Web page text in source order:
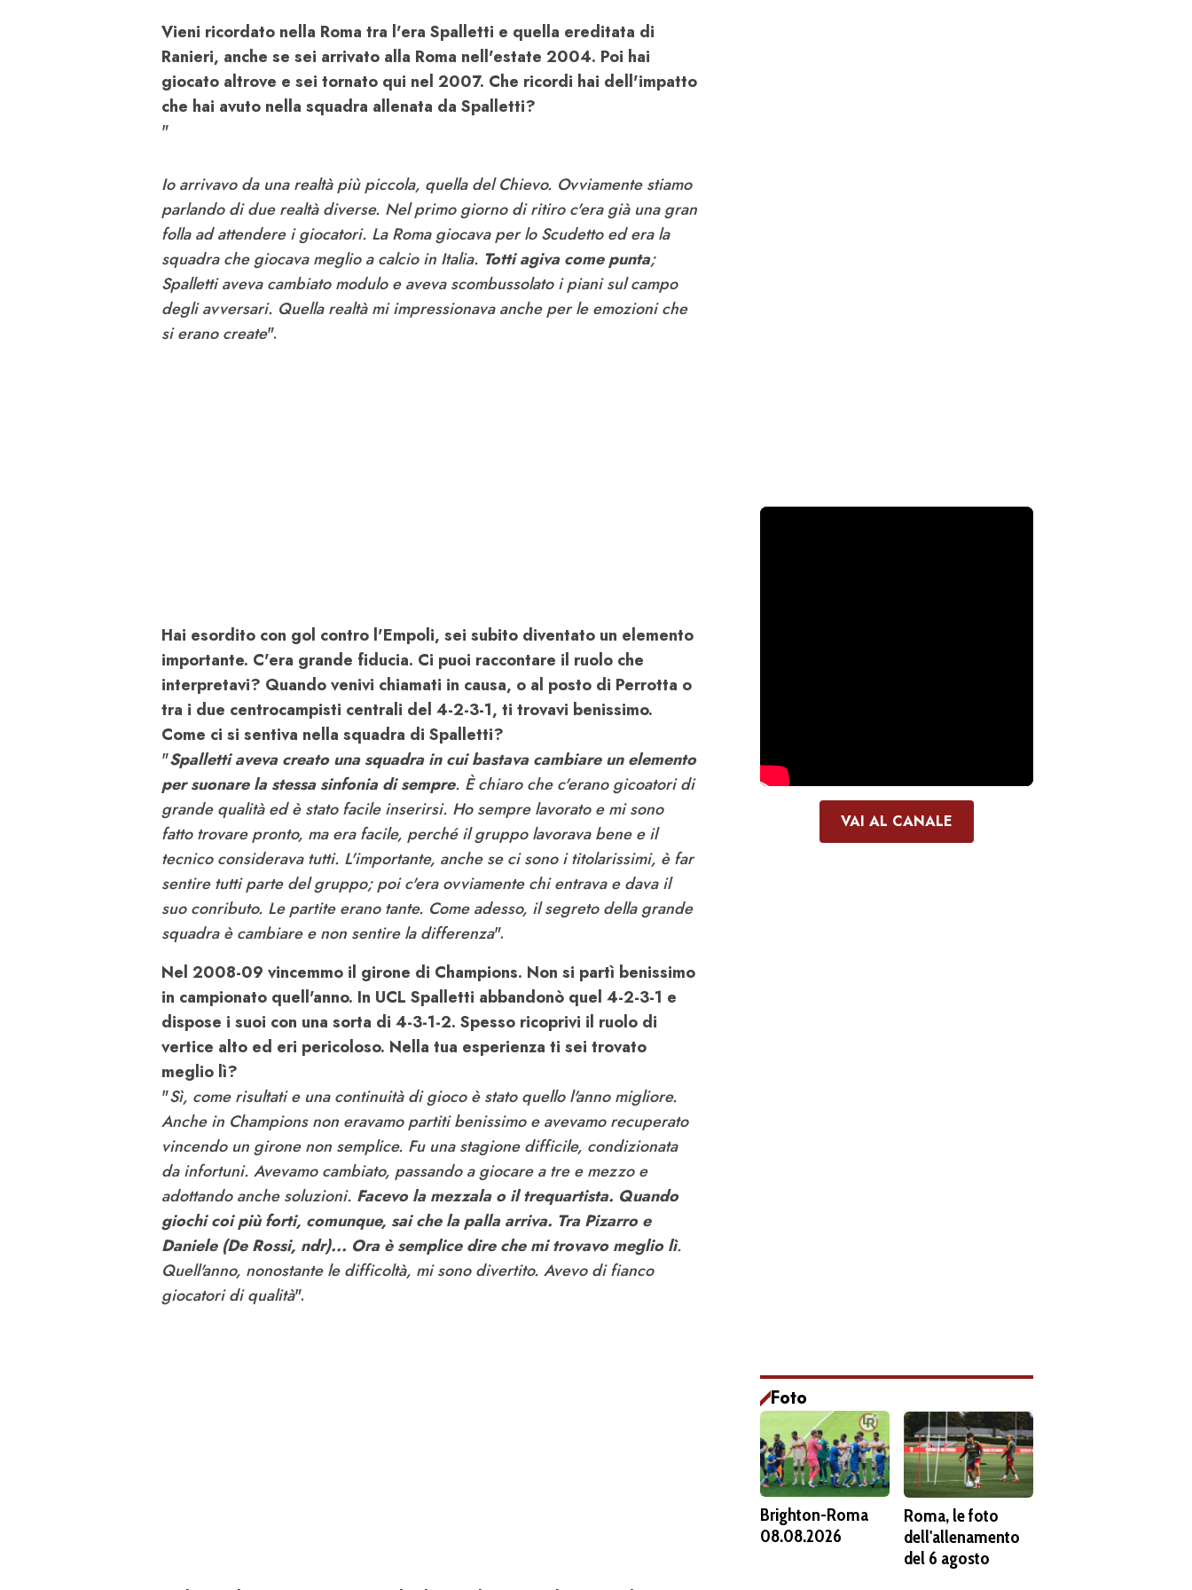
Vieni ricordato nella Roma tra l'era Spalletti e quella ereditata di
Ranieri, anche se sei arrivato alla Roma nell'estate 2004. Poi hai
giocato altrove e sei tornato qui nel 2007. Che ricordi hai dell'impatto
che hai avuto nella squadra allenata da Spalletti?
"
Io arrivavo da una realtà più piccola, quella del Chievo. Ovviamente stiamo
parlando di due realtà diverse. Nel primo giorno di ritiro c'era già una gran
folla ad attendere i giocatori. La Roma giocava per lo Scudetto ed era la
squadra che giocava meglio a calcio in Italia. Totti agiva come punta;
Spalletti aveva cambiato modulo e aveva scombussolato i piani sul campo
degli avversari. Quella realtà mi impressionava anche per le emozioni che
si erano create".
Hai esordito con gol contro l'Empoli, sei subito diventato un elemento
importante. C'era grande fiducia. Ci puoi raccontare il ruolo che
interpretavi? Quando venivi chiamati in causa, o al posto di Perrotta o
tra i due centrocampisti centrali del 4-2-3-1, ti trovavi benissimo.
Come ci si sentiva nella squadra di Spalletti?
"Spalletti aveva creato una squadra in cui bastava cambiare un elemento
per suonare la stessa sinfonia di sempre. È chiaro che c'erano gicoatori di
grande qualità ed è stato facile inserirsi. Ho sempre lavorato e mi sono
fatto trovare pronto, ma era facile, perché il gruppo lavorava bene e il
tecnico considerava tutti. L'importante, anche se ci sono i titolarissimi, è far
sentire tutti parte del gruppo; poi c'era ovviamente chi entrava e dava il
suo conributo. Le partite erano tante. Come adesso, il segreto della grande
squadra è cambiare e non sentire la differenza".
Nel 2008-09 vincemmo il girone di Champions. Non si partì benissimo
in campionato quell'anno. In UCL Spalletti abbandonò quel 4-2-3-1 e
dispose i suoi con una sorta di 4-3-1-2. Spesso ricoprivi il ruolo di
vertice alto ed eri pericoloso. Nella tua esperienza ti sei trovato
meglio lì?
"Sì, come risultati e una continuità di gioco è stato quello l'anno migliore.
Anche in Champions non eravamo partiti benissimo e avevamo recuperato
vincendo un girone non semplice. Fu una stagione difficile, condizionata
da infortuni. Avevamo cambiato, passando a giocare a tre e mezzo e
adottando anche soluzioni. Facevo la mezzala o il trequartista. Quando
giochi coi più forti, comunque, sai che la palla arriva. Tra Pizarro e
Daniele (De Rossi, ndr)... Ora è semplice dire che mi trovavo meglio lì.
Quell'anno, nonostante le difficoltà, mi sono divertito. Avevo di fianco
giocatori di qualità".
VAI AL CANALE
Foto
Brighton-Roma
08.08.2026
Roma, le foto
dell'allenamento
del 6 agosto